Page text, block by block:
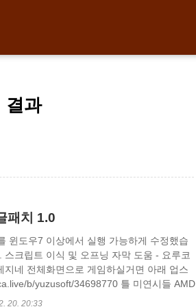
결과
패치 1.0
윈도우7 이상에서 실행 가능하게 수정했습
크립트 이식 및 오프닝 자막 도움 - 요루코
네 전체화면으로 게임하실거면 아래 업스
b/yuzusoft/34698770 틀 미연시들 AMD
널 최근에 개꿀 프로그램 찾아서 공유함
20. 20:33